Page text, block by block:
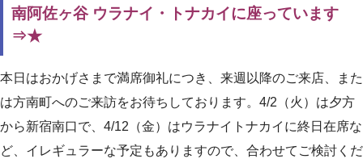
南阿佐ヶ谷 ウラナイ・トナカイに座っています
⇒★
本日はおかげさまで満席御礼につき、来週以降のご来店、また
は方南町へのご来訪をお待ちしております。4/2（火）は夕方
から新宿南口で、4/12（金）はウラナイトナカイに終日在席な
ど、イレギュラーな予定もありますので、合わせてご検討くだ